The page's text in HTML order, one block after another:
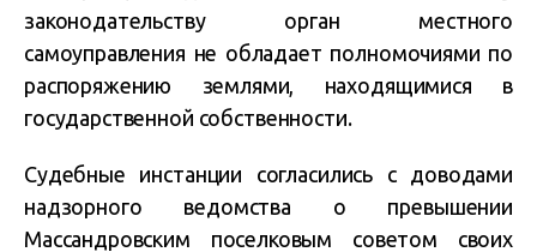
законодательству орган местного
самоуправления не обладает полномочиями по
распоряжению землями, находящимися в
государственной собственности.
Судебные инстанции согласились с доводами
надзорного ведомства о превышении
Массандровским поселковым советом своих